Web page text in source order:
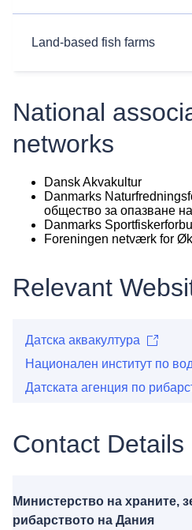
Land-based fish farms
National
networks
Dansk Akvakultur
Danmarks
общество за опазване
Danmarks
Foreningen netværk for
Relevant
Датска аквакултура
Национален институт по
Датската агенция по
Contact Details
Министерство на храните,
рибарството на Дания